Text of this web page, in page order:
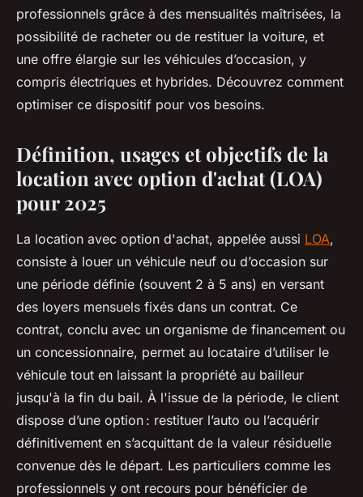
professionnels grâce à des mensualités maîtrisées, la
possibilité de racheter ou de restituer la voiture, et
une offre élargie sur les véhicules d’occasion, y
compris électriques et hybrides. Découvrez comment
optimiser ce dispositif pour vos besoins.
Définition, usages et objectifs de la
location avec option d'achat (LOA)
pour 2025
La location avec option d'achat, appelée aussi LOA,
consiste à louer un véhicule neuf ou d’occasion sur
une période définie (souvent 2 à 5 ans) en versant
des loyers mensuels fixés dans un contrat. Ce
contrat, conclu avec un organisme de financement ou
un concessionnaire, permet au locataire d’utiliser le
véhicule tout en laissant la propriété au bailleur
jusqu'à la fin du bail. À l'issue de la période, le client
dispose d’une option : restituer l’auto ou l’acquérir
définitivement en s’acquittant de la valeur résiduelle
convenue dès le départ. Les particuliers comme les
professionnels y ont recours pour bénéficier de